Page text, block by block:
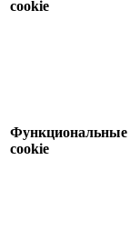
cookie
Функциональные
cookie